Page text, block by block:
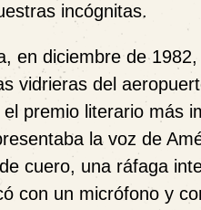
incógnitas.
en diciembre de
vidrieras del
premio literario más
la voz de
cuero, una ráfaga
con un micrófono y